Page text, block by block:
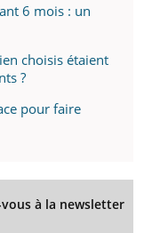
6 mois : un
choisis étaient
?
pour faire
à la newsletter